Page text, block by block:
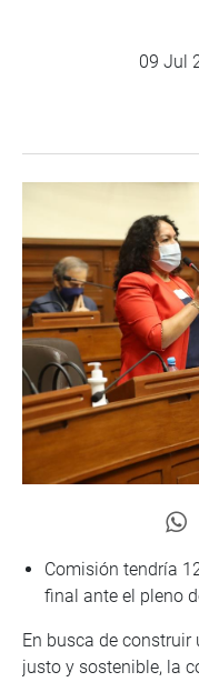
09 Jul
Comisión tendría
final ante el pleno
En busca de
justo y sostenible, la